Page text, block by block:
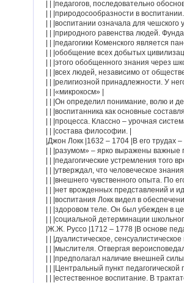
| | |педагогов, последовательно
| | |природосообразности в
| | |воспитании означала для чешского
| | |природного равенства людей.
| | |педагогики Коменского является
| | |обобщение всех добытых
| | |этого обобщенного знания через
| | |всех людей, независимо от
| | |религиозной принадлежности. У
| | |«микрокосм» |
| | |Он определил понимание, волю и
| | |воспитанника как основные
| | |процесса. Классно – урочная
| | |состава философии. |
|Джон Локк |1632 – 1704 |В его трудах
| | |разумом» – ярко выражены важные
| | |педагогические устремления того
| | |утверждал, что человеческое
| | |внешнего чувственного опыта. По
| | |нет врожденных представлений и
| | |воспитания Локк видел в
| | |здоровом теле. Он был убежден в
| | |социальной детерминации
|Ж.Ж. Руссо |1712 – 1778 |В основе
| | |дуалистическое,
| | |мыслителя. Отвергая
| | |предполагал наличие внешней
| | |Центральный пункт
| | |естественное воспитание. В